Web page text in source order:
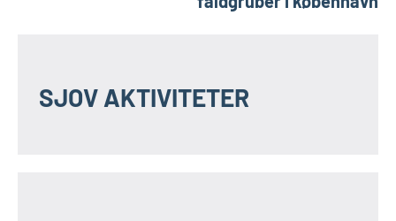
SJOV AKTIVITETER